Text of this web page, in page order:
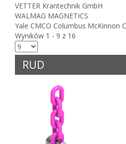
VETTER Krantechnik GmbH
WALMAG MAGNETICS
Yale CMCO Columbus McKinnon
Wyników 1 - 9 z 16
RUD